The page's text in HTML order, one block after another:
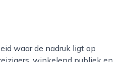
winkelend publiek en